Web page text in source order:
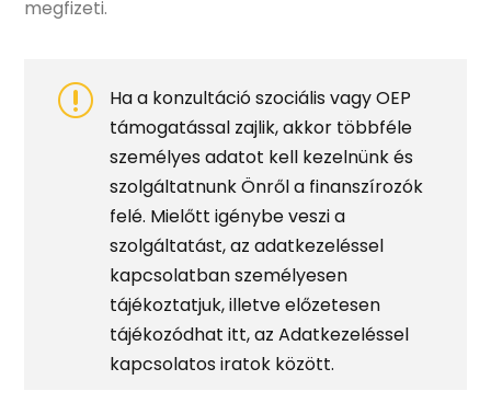
megfizeti.
r
Ha a konzultáció szociális vagy OEP
támogatással zajlik, akkor többféle
személyes adatot kell kezelnünk és
szolgáltatnunk Önről a finanszírozók
felé. Mielőtt igénybe veszi a
szolgáltatást, az adatkezeléssel
kapcsolatban személyesen
tájékoztatjuk, illetve előzetesen
tájékozódhat itt, az Adatkezeléssel
kapcsolatos iratok között.